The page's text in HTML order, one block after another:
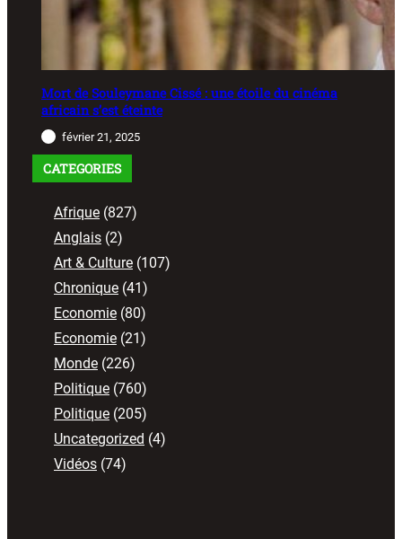
Mort de Souleymane Cissé : une étoile du cinéma
africain s’est éteinte
février 21, 2025
CATEGORIES
Afrique (827)
Anglais (2)
Art & Culture (107)
Chronique (41)
Economie (80)
Economie (21)
Monde (226)
Politique (760)
Politique (205)
Uncategorized (4)
Vidéos (74)